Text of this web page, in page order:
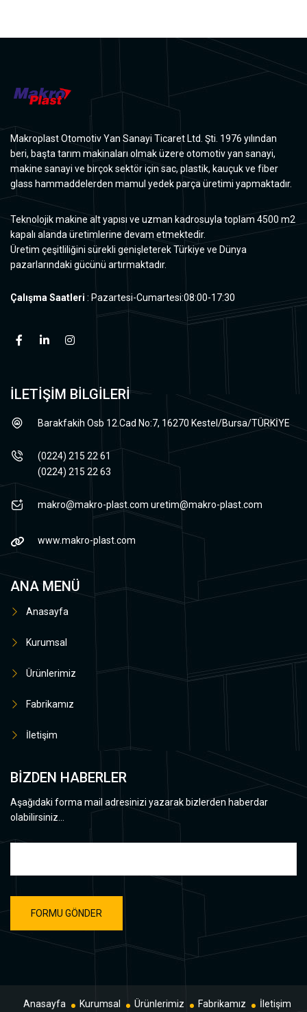
Makroplast Otomotiv Yan Sanayi Ticaret Ltd. Şti. 1976 yılından
beri, başta tarım makinaları olmak üzere otomotiv yan sanayi,
makine sanayi ve birçok sektör için sac, plastik, kauçuk ve fiber
glass hammaddelerden mamul yedek parça üretimi yapmaktadır.
Teknolojik makine alt yapısı ve uzman kadrosuyla toplam 4500 m2
kapalı alanda üretimlerine devam etmektedir.
Üretim çeşitliliğini sürekli genişleterek Türkiye ve Dünya
pazarlarındaki gücünü artırmaktadır.
Çalışma Saatleri : Pazartesi-Cumartesi:08:00-17:30
İLETİŞİM BİLGİLERİ
Barakfakih Osb 12.Cad No:7, 16270 Kestel/Bursa/TÜRKİYE
(0224) 215 22 61
(0224) 215 22 63
makro@makro-plast.com uretim@makro-plast.com
www.makro-plast.com
ANA MENÜ
Anasayfa
Kurumsal
Ürünlerimiz
Fabrikamız
İletişim
BİZDEN HABERLER
Aşağıdaki forma mail adresinizi yazarak bizlerden haberdar
olabilirsiniz...
Anasayfa Kurumsal Ürünlerimiz Fabrikamız İletişim